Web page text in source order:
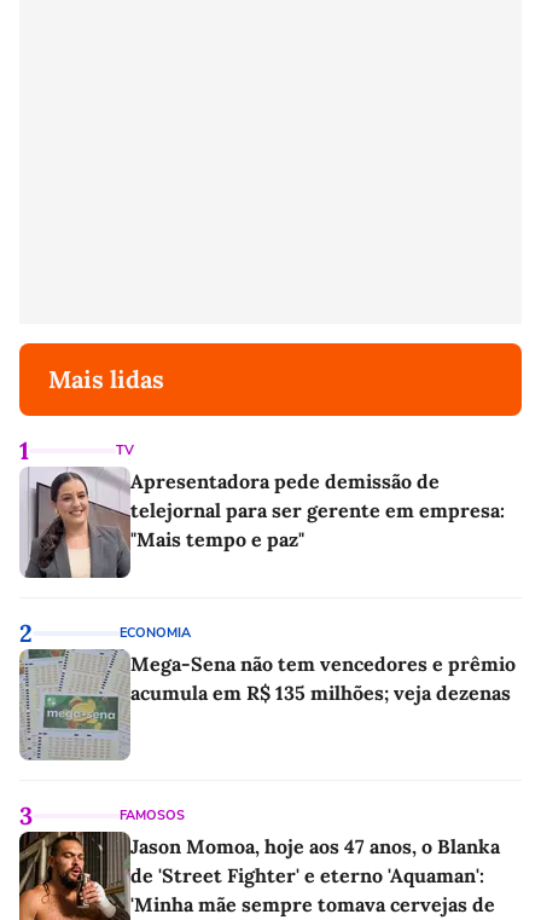
Mais lidas
1 TV
Apresentadora pede demissão de
telejornal para ser gerente em empresa:
"Mais tempo e paz"
2 ECONOMIA
Mega-Sena não tem vencedores e prêmio
acumula em R$ 135 milhões; veja dezenas
3 FAMOSOS
Jason Momoa, hoje aos 47 anos, o Blanka
de 'Street Fighter' e eterno 'Aquaman':
'Minha mãe sempre tomava cervejas de